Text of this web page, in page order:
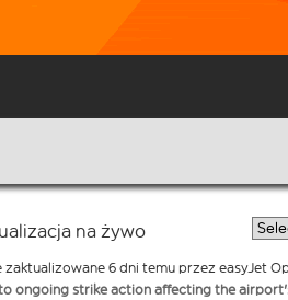
na żywo
zaktualizowane 6 dni temu przez easyJet
ongoing strike action affecting the